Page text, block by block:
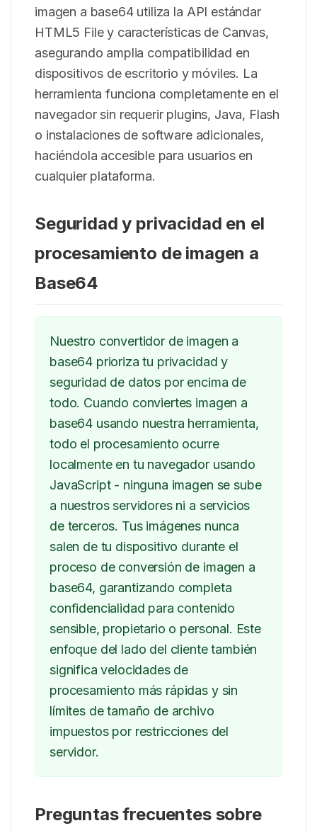
imagen a base64 utiliza la API estándar
HTML5 File y características de Canvas,
asegurando amplia compatibilidad en
dispositivos de escritorio y móviles. La
herramienta funciona completamente en el
navegador sin requerir plugins, Java, Flash
o instalaciones de software adicionales,
haciéndola accesible para usuarios en
cualquier plataforma.
Seguridad y privacidad en el
procesamiento de imagen a
Base64
Nuestro convertidor de imagen a
base64 prioriza tu privacidad y
seguridad de datos por encima de
todo. Cuando conviertes imagen a
base64 usando nuestra herramienta,
todo el procesamiento ocurre
localmente en tu navegador usando
JavaScript - ninguna imagen se sube
a nuestros servidores ni a servicios
de terceros. Tus imágenes nunca
salen de tu dispositivo durante el
proceso de conversión de imagen a
base64, garantizando completa
confidencialidad para contenido
sensible, propietario o personal. Este
enfoque del lado del cliente también
significa velocidades de
procesamiento más rápidas y sin
límites de tamaño de archivo
impuestos por restricciones del
servidor.
Preguntas frecuentes sobre